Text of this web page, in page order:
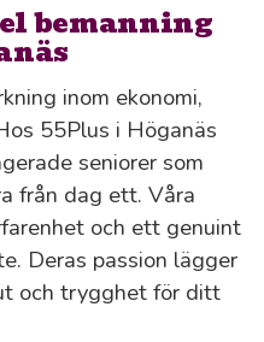
bemanning
inom ekonomi,
55Plus i Höganäs
seniorer som
från dag ett. Våra
och ett genuint
Deras passion lägger
och trygghet för ditt